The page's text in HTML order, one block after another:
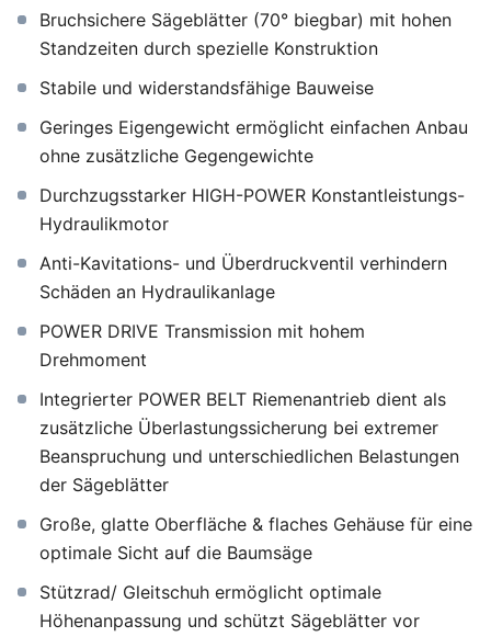
Bruchsichere Sägeblätter (70° biegbar) mit hohen
Standzeiten durch spezielle Konstruktion
Stabile und widerstandsfähige Bauweise
Geringes Eigengewicht ermöglicht einfachen Anbau
ohne zusätzliche Gegengewichte
Durchzugsstarker HIGH-POWER Konstantleistungs-
Hydraulikmotor
Anti-Kavitations- und Überdruckventil verhindern
Schäden an Hydraulikanlage
POWER DRIVE Transmission mit hohem
Drehmoment
Integrierter POWER BELT Riemenantrieb dient als
zusätzliche Überlastungssicherung bei extremer
Beanspruchung und unterschiedlichen Belastungen
der Sägeblätter
Große, glatte Oberfläche & flaches Gehäuse für eine
optimale Sicht auf die Baumsäge
Stützrad/ Gleitschuh ermöglicht optimale
Höhenanpassung und schützt Sägeblätter vor